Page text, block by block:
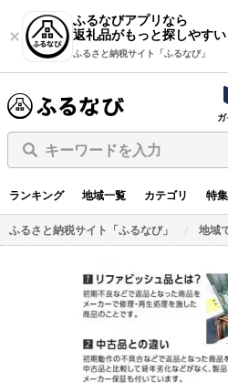
ふるなびアプリなら
返礼品がもっと探しやすい
ふるさと納税サイト「ふるなび」
ガ
キーワードを入力
ランキング 地域一覧 カテゴリ 特集
ふるさと納税サイト「ふるなび」 地域